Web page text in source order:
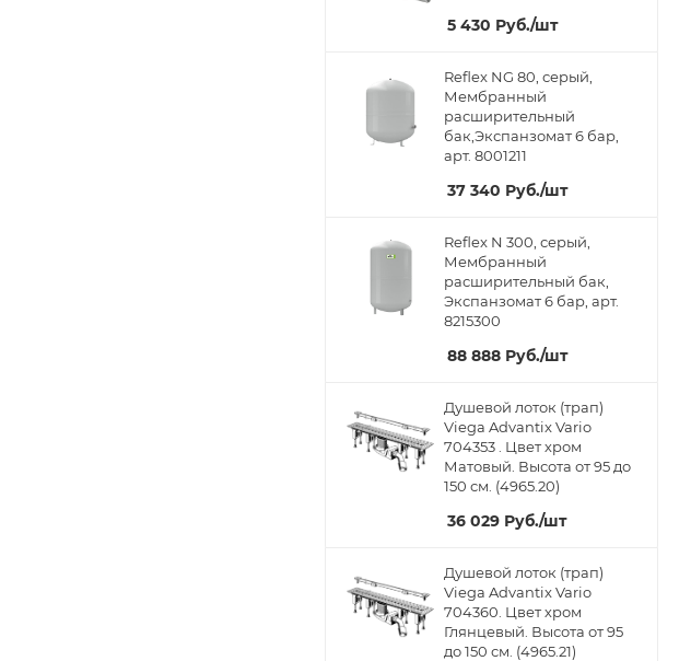
5 430 Руб./шт
Reflex NG 80, серый,
Мембранный
расширительный
бак,Экспанзомат 6 бар,
арт. 8001211
37 340 Руб./шт
Reflex N 300, серый,
Мембранный
расширительный бак,
Экспанзомат 6 бар, арт.
8215300
88 888 Руб./шт
Душевой лоток (трап)
Viega Advantix Vario
704353 . Цвет хром
Матовый. Высота от 95 до
150 см. (4965.20)
36 029 Руб./шт
Душевой лоток (трап)
Viega Advantix Vario
704360. Цвет хром
Глянцевый. Высота от 95
до 150 см. (4965.21)